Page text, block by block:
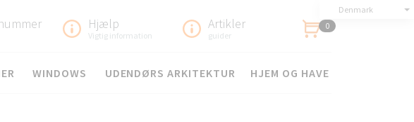
Denmark
Hjælp
Vigtig information
Artikler
guider
0
WINDOWS UDENDØRS ARKITEKTUR HJEM OG HAVE